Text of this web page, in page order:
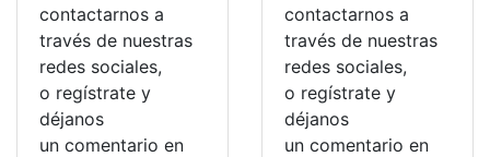
contactarnos a
través de nuestras
redes sociales,
o regístrate y
déjanos
un comentario en
contactarnos a
través de nuestras
redes sociales,
o regístrate y
déjanos
un comentario en